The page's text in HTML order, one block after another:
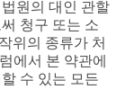
원의 대인 관할
청구 또는 소
위의 종류가 처
에서 본 약관에
수 있는 모든